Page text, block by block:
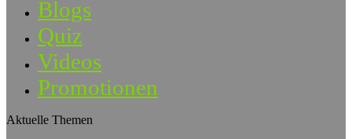
Blogs
Quiz
Videos
Promotionen
Aktuelle Themen